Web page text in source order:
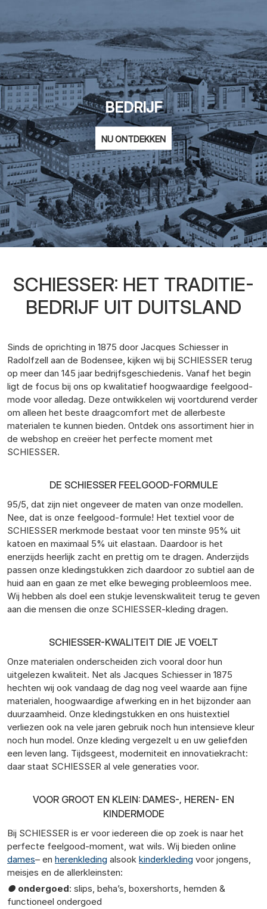
BEDRIJF
NU ONTDEKKEN
SCHIESSER: HET TRADITIE-
BEDRIJF UIT DUITSLAND
Sinds de oprichting in 1875 door Jacques Schiesser in
Radolfzell aan de Bodensee, kijken wij bij SCHIESSER terug
op meer dan 145 jaar bedrijfsgeschiedenis. Vanaf het begin
ligt de focus bij ons op kwalitatief hoogwaardige feelgood-
mode voor alledag. Deze ontwikkelen wij voortdurend verder
om alleen het beste draagcomfort met de allerbeste
materialen te kunnen bieden. Ontdek ons assortiment hier in
de webshop en creëer het perfecte moment met
SCHIESSER.
DE SCHIESSER FEELGOOD-FORMULE
95/5, dat zijn niet ongeveer de maten van onze modellen.
Nee, dat is onze feelgood-formule! Het textiel voor de
SCHIESSER merkmode bestaat voor ten minste 95% uit
katoen en maximaal 5% uit elastaan. Daardoor is het
enerzijds heerlijk zacht en prettig om te dragen. Anderzijds
passen onze kledingstukken zich daardoor zo subtiel aan de
huid aan en gaan ze met elke beweging probleemloos mee.
Wij hebben als doel een stukje levenskwaliteit terug te geven
aan die mensen die onze SCHIESSER-kleding dragen.
SCHIESSER-KWALITEIT DIE JE VOELT
Onze materialen onderscheiden zich vooral door hun
uitgelezen kwaliteit. Net als Jacques Schiesser in 1875
hechten wij ook vandaag de dag nog veel waarde aan fijne
materialen, hoogwaardige afwerking en in het bijzonder aan
duurzaamheid. Onze kledingstukken en ons huistextiel
verliezen ook na vele jaren gebruik noch hun intensieve kleur
noch hun model. Onze kleding vergezelt u en uw geliefden
een leven lang. Tijdsgeest, moderniteit en innovatiekracht:
daar staat SCHIESSER al vele generaties voor.
VOOR GROOT EN KLEIN: DAMES-, HEREN- EN
KINDERMODE
Bij SCHIESSER is er voor iedereen die op zoek is naar het
perfecte feelgood-moment, wat wils. Wij bieden online
dames– en herenkleding alsook kinderkleding voor jongens,
meisjes en de allerkleinsten:
● ondergoed: slips, beha’s, boxershorts, hemden &
functioneel ondergoed